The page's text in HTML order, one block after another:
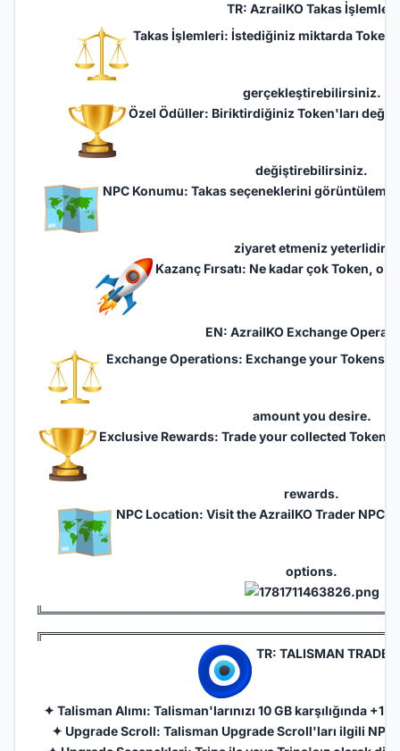
TR: AzrailKO Takas İşlemleri
Takas İşlemleri: İstediğiniz miktarda Token
gerçekleştirebilirsiniz.
Özel Ödüller: Biriktirdiğiniz Token'ları
değiştirebilirsiniz.
NPC Konumu: Takas seçeneklerini
ziyaret etmeniz yeterlidir.
Kazanç Fırsatı: Ne kadar çok Token, o
EN: AzrailKO Exchange
Exchange Operations: Exchange your Tokens
amount you desire.
Exclusive Rewards: Trade your collected
rewards.
NPC Location: Visit the AzrailKO Trader NPC
options.
TR: TALISMAN TRADER
✦ Talisman Alımı: Talisman'larınızı 10 GB karşılığında
✦ Upgrade Scroll: Talisman Upgrade Scroll'ları ilgili